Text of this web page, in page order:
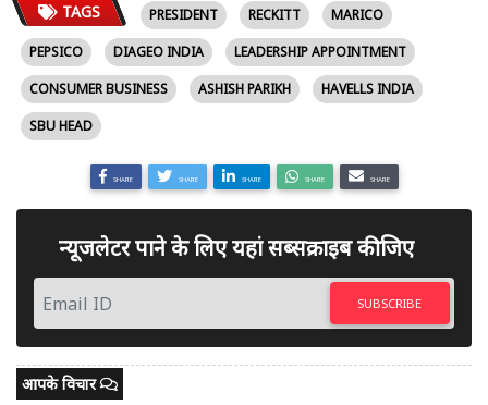
TAGS PRESIDENT RECKITT
MARICO
PEPSICO
DIAGEO INDIA
LEADERSHIP APPOINTMENT
CONSUMER BUSINESS
ASHISH PARIKH
HAVELLS INDIA
SBU HEAD
SHARE SHARE SHARE SHARE SHARE
न्यूजलेटर पाने के लिए यहां सब्सक्राइब कीजिए
SUBSCRIBE
आपके विचार